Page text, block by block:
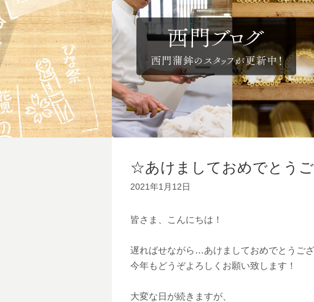
☆あけましておめでとう
2021年1月12日
皆さま、こんにちは！
遅ればせながら…あけましておめでとうござ
今年もどうぞよろしくお願い致します！
大変な日が続きますが、